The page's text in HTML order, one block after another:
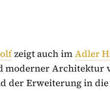
zeigt auch imAdler
moderner Architektur
der Erweiterung in